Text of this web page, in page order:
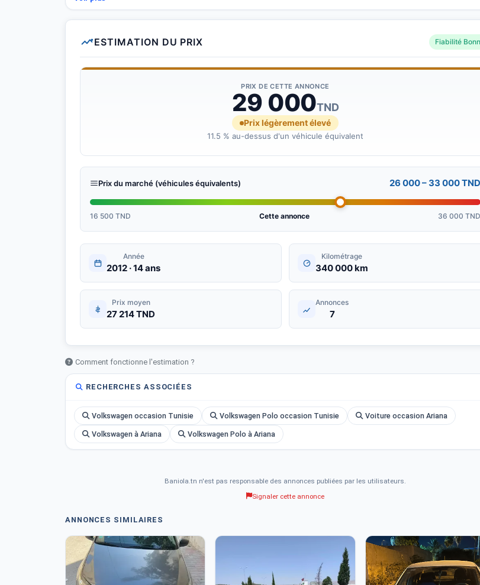
ESTIMATION DU PRIX Fiabilité
PRIX DE CETTE ANNONCE
29 000TND
Prix légèrement élevé
11.5 % au-dessus d'un véhicule équivalent
Prix du marché (véhicules équivalents) 26 000 – 33 000 TND
16 500 TND Cette annonce 36 000 TND
Année
2012 · 14 ans
Kilométrage
340 000 km
Prix moyen
27 214 TND
Annonces
7
Comment fonctionne l'estimation ?
RECHERCHES ASSOCIÉES
Volkswagen occasion Tunisie Volkswagen Polo occasion Tunisie Voiture occasion Ariana
Volkswagen à Ariana Volkswagen Polo à Ariana
Baniola.tn n'est pas responsable des annonces publiées par les utilisateurs.
Signaler cette annonce
ANNONCES SIMILAIRES